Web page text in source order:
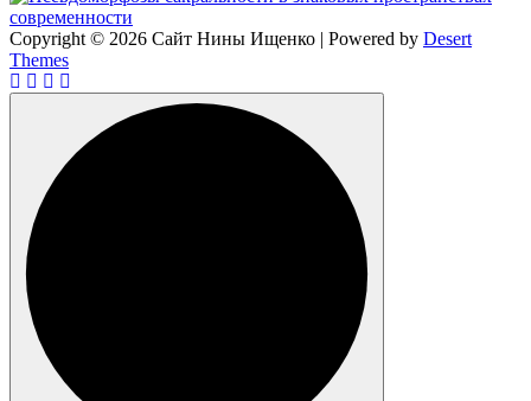
Copyright © 2026 Сайт Нины Ищенко | Powered by Desert
Themes